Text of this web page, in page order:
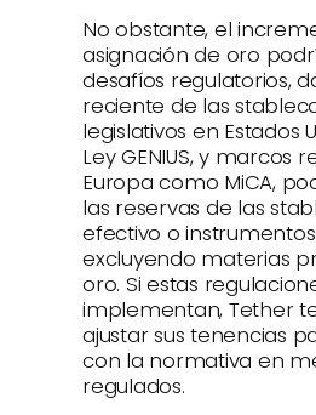
No obstante, el
asignación de oro
desafíos regulatorios,
reciente de las
legislativos en Estados
Ley GENIUS, y marcos
Europa como MiCA,
las reservas de las
efectivo o
excluyendo materias
oro. Si estas
implementan, Tether
ajustar sus tenencias
con la normativa en
regulados.